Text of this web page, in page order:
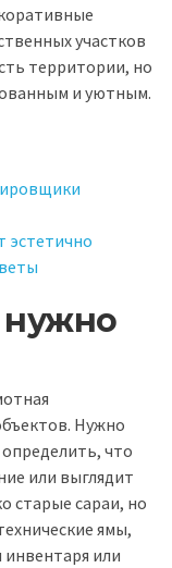
участков
территории, но
и уютным.
эстетично
нужно
Нужно
что
или выглядит
старые сараи, но
ямы,
или